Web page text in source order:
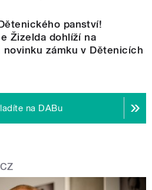
panství!
Žizelda dohlíží na
zámku v Dětenicích
na DABu